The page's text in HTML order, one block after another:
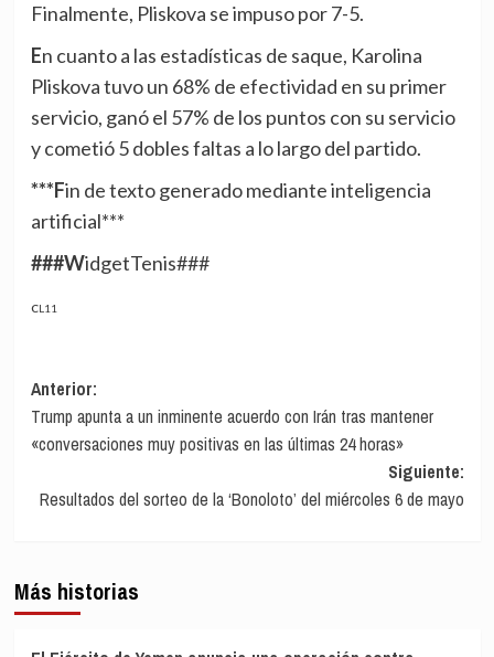
Finalmente, Pliskova se impuso por 7-5.
En cuanto a las estadísticas de saque, Karolina
Pliskova tuvo un 68% de efectividad en su primer
servicio, ganó el 57% de los puntos con su servicio
y cometió 5 dobles faltas a lo largo del partido.
***Fin de texto generado mediante inteligencia
artificial***
###WidgetTenis###
CL11
Navegación
de
entradas
Anterior:
Trump apunta a un inminente acuerdo con Irán tras mantener
«conversaciones muy positivas en las últimas 24 horas»
Siguiente:
Resultados del sorteo de la ‘Bonoloto’ del miércoles 6 de mayo
Más historias